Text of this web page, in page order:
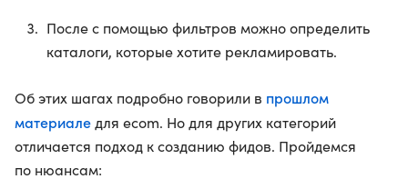
После с помощью фильтров можно определить
каталоги, которые хотите рекламировать.
Об этих шагах подробно говорили в прошлом
материале для ecom. Но для других категорий
отличается подход к созданию фидов. Пройдемся
по нюансам: